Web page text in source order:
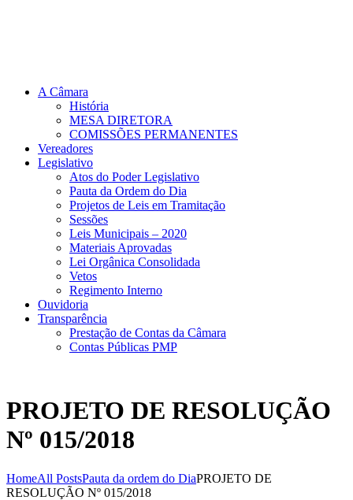
A Câmara
História
MESA DIRETORA
COMISSÕES PERMANENTES
Vereadores
Legislativo
Atos do Poder Legislativo
Pauta da Ordem do Dia
Projetos de Leis em Tramitação
Sessões
Leis Municipais – 2020
Materiais Aprovadas
Lei Orgânica Consolidada
Vetos
Regimento Interno
Ouvidoria
Transparência
Prestação de Contas da Câmara
Contas Públicas PMP
PROJETO DE RESOLUÇÃO
Nº 015/2018
HomeAll PostsPauta da ordem do DiaPROJETO DE
RESOLUÇÃO Nº 015/2018